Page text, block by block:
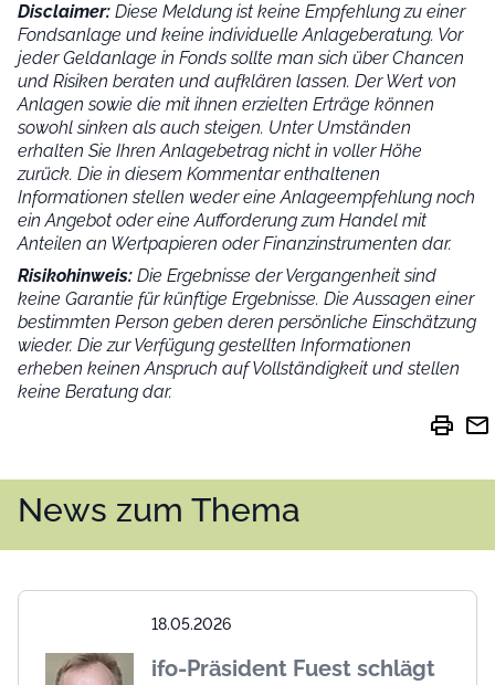
Disclaimer: Diese Meldung ist keine Empfehlung zu einer
Fondsanlage und keine individuelle Anlageberatung. Vor
jeder Geldanlage in Fonds sollte man sich über Chancen
und Risiken beraten und aufklären lassen. Der Wert von
Anlagen sowie die mit ihnen erzielten Erträge können
sowohl sinken als auch steigen. Unter Umständen
erhalten Sie Ihren Anlagebetrag nicht in voller Höhe
zurück. Die in diesem Kommentar enthaltenen
Informationen stellen weder eine Anlageempfehlung noch
ein Angebot oder eine Aufforderung zum Handel mit
Anteilen an Wertpapieren oder Finanzinstrumenten dar.
Risikohinweis: Die Ergebnisse der Vergangenheit sind
keine Garantie für künftige Ergebnisse. Die Aussagen einer
bestimmten Person geben deren persönliche Einschätzung
wieder. Die zur Verfügung gestellten Informationen
erheben keinen Anspruch auf Vollständigkeit und stellen
keine Beratung dar.
print mail
News zum Thema
18.05.2026
ifo-Präsident Fuest schlägt